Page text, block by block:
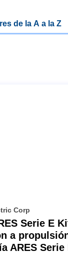
Corp
Serie E
a
ARES Serie